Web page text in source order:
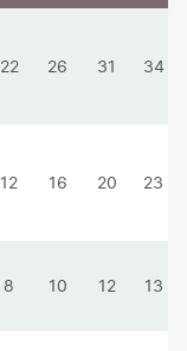
22 26 31 34
12 16 20 23
8 10 12 13